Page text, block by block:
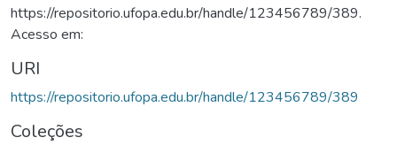
https://repositorio.ufopa.edu.br/handle/123456789/389.
Acesso em:
URI
https://repositorio.ufopa.edu.br/handle/123456789/389
Coleções